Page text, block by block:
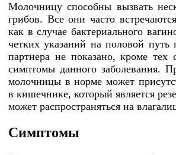
Молочницу способны вызвать
грибов. Все они часто
как в случае бактериального
четких указаний на половой
партнера не показано, кроме тех
симптомы данного заболевания.
молочницы в норме может
в кишечнике, который является
может распространяться на
Симптомы